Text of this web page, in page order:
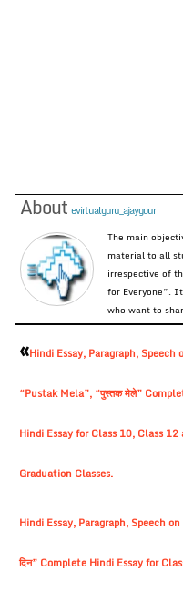
About evirtualguru_ajaygour
The main
material to all
irrespective of
for Everyone”.
who want to
«Hindi Essay, Paragraph, Speech
“Pustak Mela”, “पुस्तक मेले”
Hindi Essay for Class 10, Class 12
Graduation Classes.
Hindi Essay, Paragraph, Speech
दिन” Complete Hindi Essay for